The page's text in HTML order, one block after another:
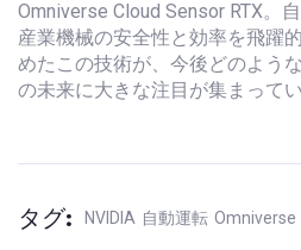
Omniverse Cloud Sensor RTX。
産業機械の安全性と効率を飛躍
めたこの技術が、今後どのよう
の未来に大きな注目が集まってい
タグ: NVIDIA 自動運転 Omniverse